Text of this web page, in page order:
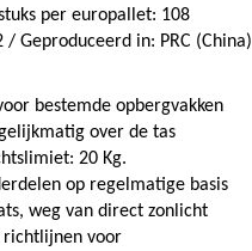
tuks per europallet: 108
Geproduceerd in: PRC (China)
bestemde opbergvakken
over de tas
20 Kg.
op regelmatige basis
weg van direct zonlicht
richtlijnen voor